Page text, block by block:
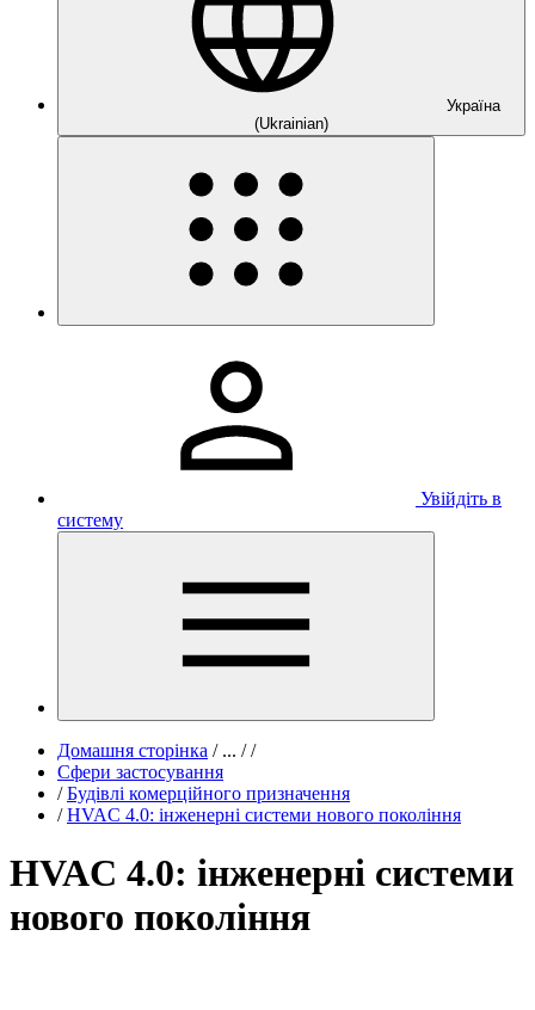
Україна
(Ukrainian)
Увійдіть в
систему
Домашня сторінка /... / /
Сфери застосування
/ Будівлі комерційного призначення
/ HVAC 4.0: інженерні системи нового покоління
HVAC 4.0: інженерні системи
нового покоління